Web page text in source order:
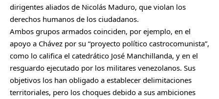
dirigentes aliados de Nicolás Maduro, que violan los
derechos humanos de los ciudadanos.
Ambos grupos armados coinciden, por ejemplo, en el
apoyo a Chávez por su “proyecto político castrocomunista”,
como lo califica el catedrático José Manchillanda, y en el
resguardo ejecutado por los militares venezolanos. Sus
objetivos los han obligado a establecer delimitaciones
territoriales, pero los choques debido a sus ambiciones